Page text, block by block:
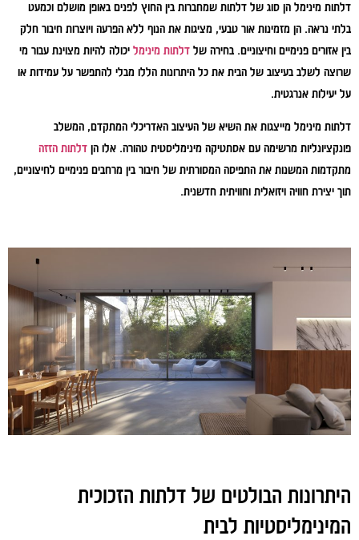
דלתות מינימל הן סוג של דלתות שמחברות בין החוץ לפנים באופן מושלם וכמעט
בלתי נראה. הן מזמינות אור טבעי, מציגות את הנוף ללא הפרעה ויוצרות חיבור חלק
בין אזורים פנימיים וחיצוניים. בחירה של דלתות מינימל יכולה להיות מצוינת עבור מי
שרוצה לשלב בעיצוב של הבית את כל היתרונות הללו מבלי להתפשר על עמידות או
על יעילות אנרגטית.
דלתות מינימל מייצגות את השיא של העיצוב האדריכלי המתקדם, המשלב
פונקציונליות מרשימה עם אסתטיקה מינימליסטית טהורה. אלו הן דלתות הזזה
מתקדמות המשנות את התפיסה המסורתית של חיבור בין מרחבים פנימיים לחיצוניים,
תוך יצירת חוויה ויזואלית וחוויתית חדשנית.
היתרונות הבולטים של דלתות הזכוכית
המינימליסטיות לבית